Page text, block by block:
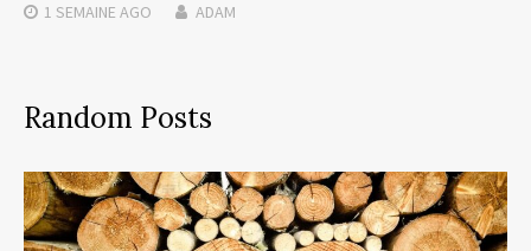
1 SEMAINE AGO ADAM
Random Posts